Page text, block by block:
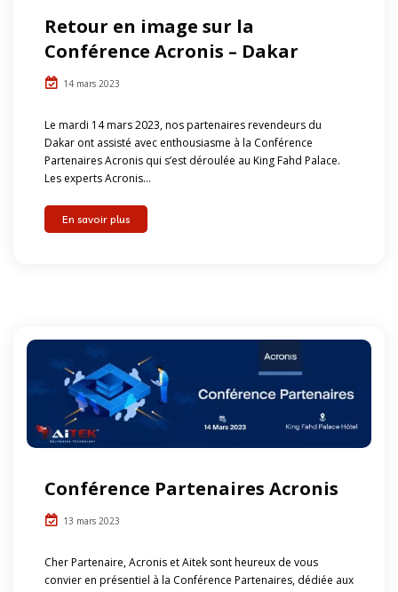
Retour en image sur la
Conférence Acronis – Dakar
14 mars 2023
Le mardi 14 mars 2023, nos partenaires revendeurs du
Dakar ont assisté avec enthousiasme à la Conférence
Partenaires Acronis qui s’est déroulée au King Fahd Palace.
Les experts Acronis...
En savoir plus
Conférence Partenaires Acronis
13 mars 2023
Cher Partenaire, Acronis et Aitek sont heureux de vous
convier en présentiel à la Conférence Partenaires, dédiée aux